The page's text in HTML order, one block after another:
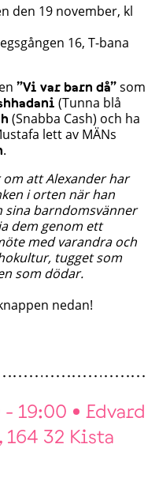
den 19 november, kl
16, T-bana
”Vi var barn då” som
(Tunna blå
(Snabba Cash) och ha
lett av MÄNs
.
om att Alexander har
i orten när han
sina barndomsvänner
dem genom ett
med varandra och
tugget som
som dödar.
nedan!
- 19:00
Edvard
164 32 Kista